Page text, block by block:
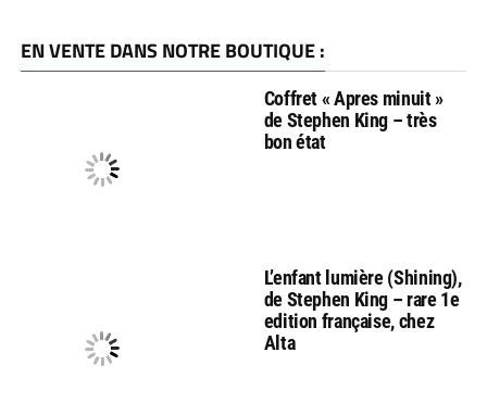
EN VENTE DANS NOTRE BOUTIQUE :
Coffret « Apres minuit »
de Stephen King – très
bon état
L’enfant lumière (Shining),
de Stephen King – rare 1e
edition française, chez
Alta